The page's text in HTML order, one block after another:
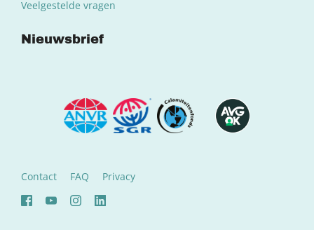
Veelgestelde vragen
Nieuwsbrief
Contact FAQ Privacy